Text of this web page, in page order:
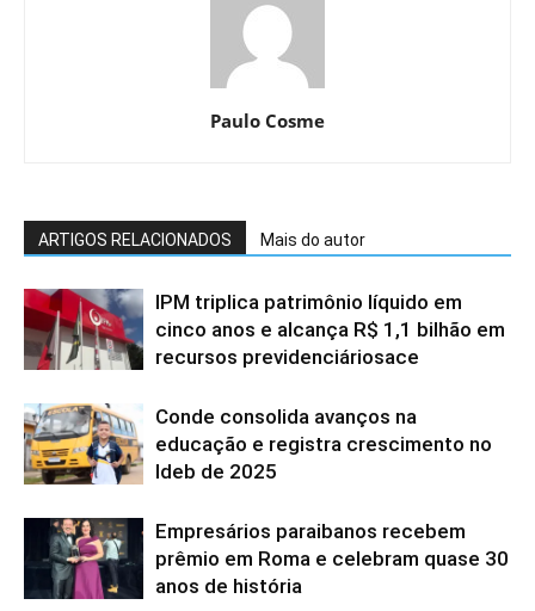
Paulo Cosme
ARTIGOS RELACIONADOS Mais do autor
IPM triplica patrimônio líquido em
cinco anos e alcança R$ 1,1 bilhão em
recursos previdenciáriosace
Conde consolida avanços na
educação e registra crescimento no
Ideb de 2025
Empresários paraibanos recebem
prêmio em Roma e celebram quase 30
anos de história